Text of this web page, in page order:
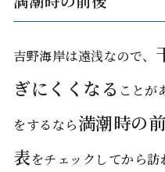
吉野海岸は遠浅なので、
ぎにくくなる ことが
をするなら満潮時の
表をチェックしてから訪